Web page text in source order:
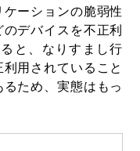
ーションの脆弱性
デバイスを不正利
と、なりすまし行
用されていること
ため、実態はもっ